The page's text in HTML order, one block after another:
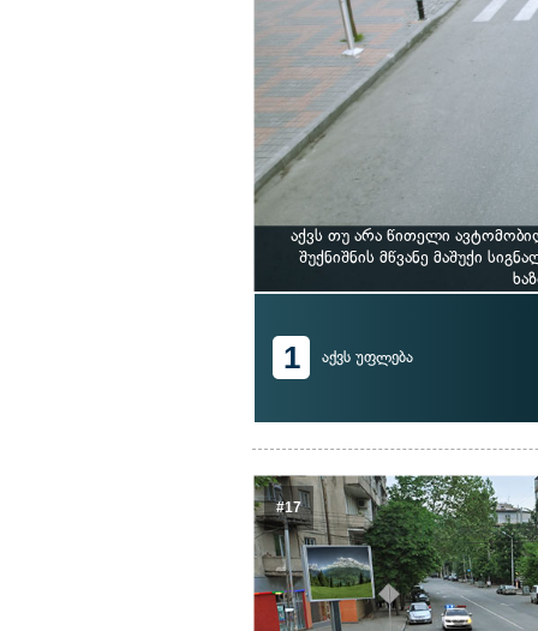
აქვს თუ არა წითელი
შუქნიშნის მწვანე მაშუქი
1 აქვს უფლება
#17